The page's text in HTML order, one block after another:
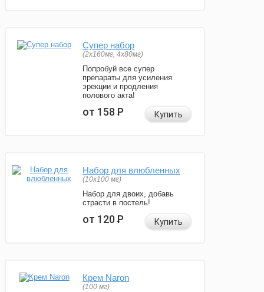
Супер набор
(2х160мг, 4х80мг)
Попробуй все супер
препараты для усиления
эрекции и продления
полового акта!
от 158Р Купить
Набор для влюбленных
(10х100 мг)
Набор для двоих, добавь
страсти в постель!
от 120Р Купить
Крем Naron
(100 мг)